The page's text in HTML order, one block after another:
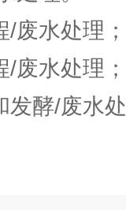
/废水处理；
/废水处理；
发酵/废水